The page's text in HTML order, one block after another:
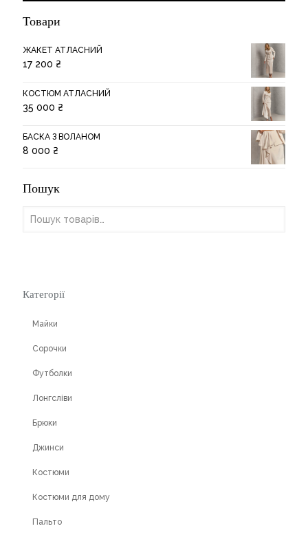
Товари
ЖАКЕТ АТЛАСНИЙ
17 200 ₴
КОСТЮМ АТЛАСНИЙ
35 000 ₴
БАСКА З ВОЛАНОМ
8 000 ₴
Пошук
Категорії
Майки
Сорочки
Футболки
Лонгсліви
Брюки
Джинси
Костюми
Костюми для дому
Пальто